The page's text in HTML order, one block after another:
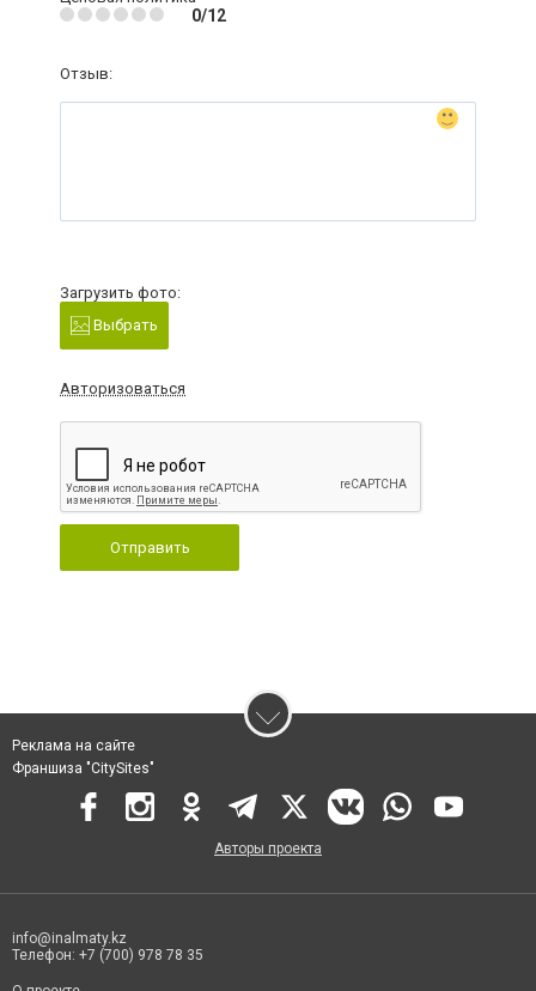
0/12
Отзыв:
Загрузить фото:
Выбрать
Авторизоваться
Отправить
Реклама на сайте
Франшиза "CitySites"
Авторы проекта
info@inalmaty.kz
Телефон: +7 (700) 978 78 35